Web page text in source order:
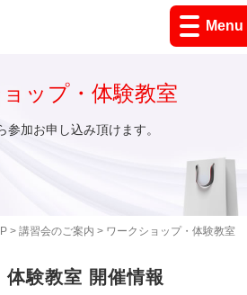
Menu
> 講習会のご案内 > ワークショップ・体験教室
ップ・体験教室
参加お申し込み頂けます。
体験教室 開催情報